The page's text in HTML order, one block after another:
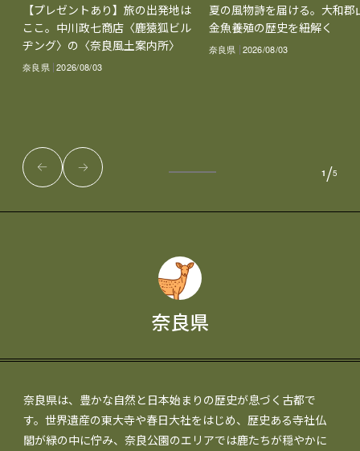
奈良県
奈良県は、豊かな自然と日本始まりの歴史が息づく古都で
す。世界遺産の東大寺や春日大社をはじめ、歴史ある寺社仏
閣が緑の中に佇み、奈良公園のエリアでは鹿たちが穏やかに
【プレゼントあり】旅の出発地は
ここ。中川政七商店〈鹿猿狐ビル
ヂング〉の〈奈良風土案内所〉
奈良県 2026/08/03
夏の風物詩を届ける。大和郡
金魚養殖の歴史を紐解く
奈良県 2026/08/03
1 /5